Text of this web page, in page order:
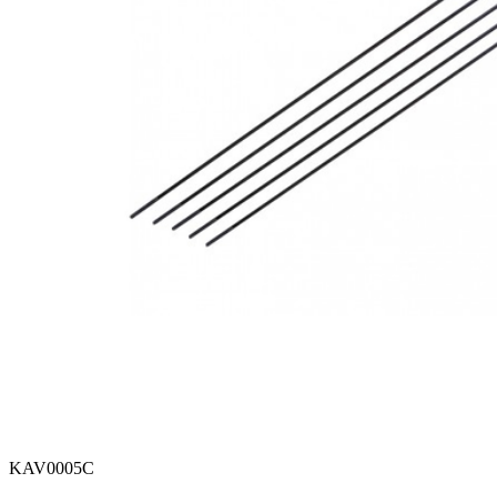
MAQUETAS ESTÁTICAS Y COLECCIÓN
ROBOTICA Y GADGETS ELECTRÓNICOS
USADOS Y LIQUIDACION
SERVICIOS PRESTADOS
PRESUPUESTOS
KAV0005C